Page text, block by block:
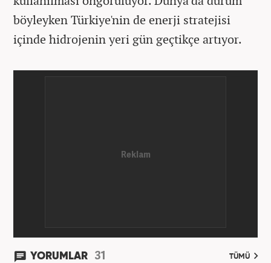
böyleyken Türkiye'nin de enerji stratejisi
içinde hidrojenin yeri gün geçtikçe artıyor.
YORUMLAR 31 TÜMÜ